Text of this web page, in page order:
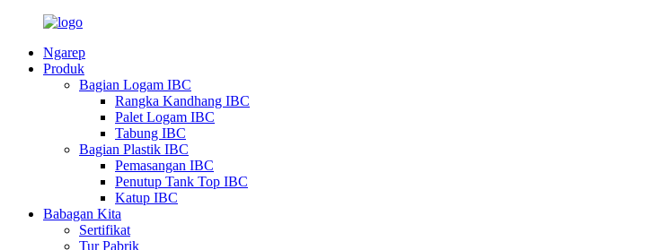
Ngarep
Produk
Bagian Logam IBC
Rangka Kandhang IBC
Palet Logam IBC
Tabung IBC
Bagian Plastik IBC
Pemasangan IBC
Penutup Tank Top IBC
Katup IBC
Babagan Kita
Sertifikat
Tur Pabrik